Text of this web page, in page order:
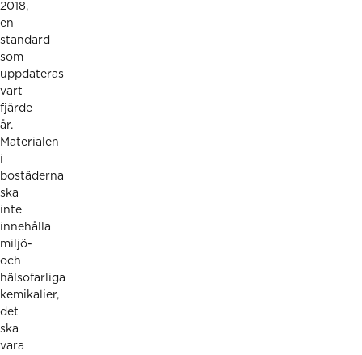
2018,
en
standard
som
uppdateras
vart
fjärde
år.
Materialen
i
bostäderna
ska
inte
innehålla
miljö-
och
hälsofarliga
kemikalier,
det
ska
vara